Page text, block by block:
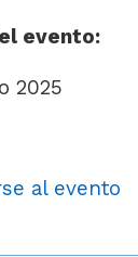
evento:
2025
al evento